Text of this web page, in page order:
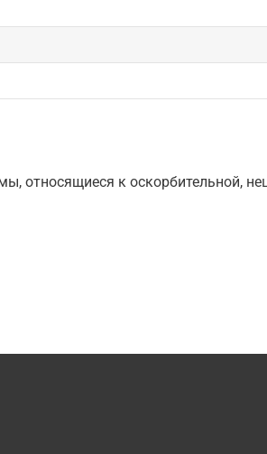
относящиеся к оскорбительной,